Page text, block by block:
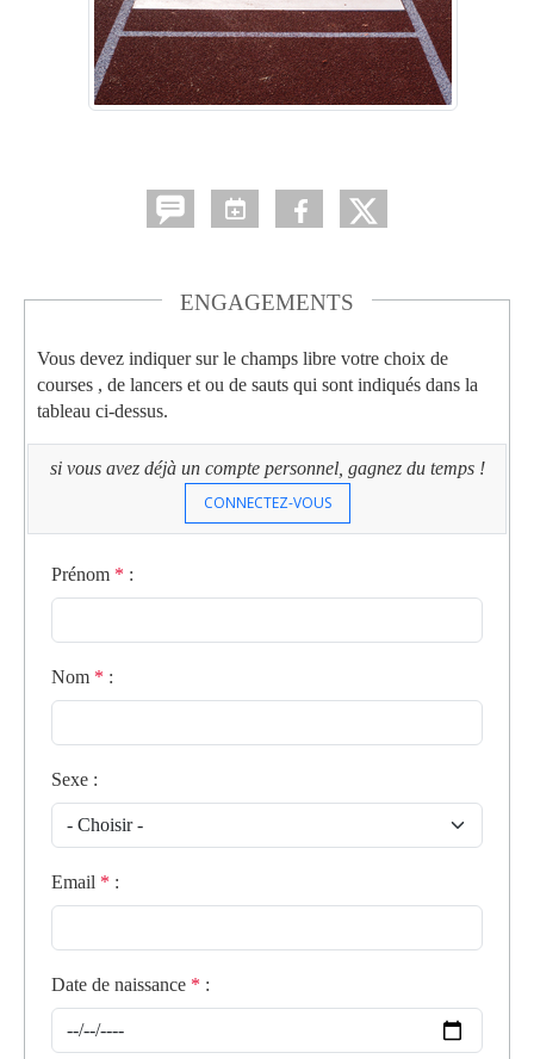
ENGAGEMENTS
Vous devez indiquer sur le champs libre votre choix de
courses , de lancers et ou de sauts qui sont indiqués dans la
tableau ci-dessus.
si vous avez déjà un compte personnel, gagnez du temps !
CONNECTEZ-VOUS
Prénom * :
Nom * :
Sexe :
Email * :
Date de naissance * :